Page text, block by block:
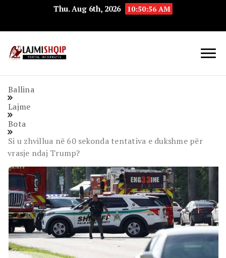
Thu. Aug 6th, 2026 10:50:57 AM
Ballina
Lajme
Bota
Si u zhvillua në 60 sekonda tentativa e dukshme për
vrasje ndaj Trump?